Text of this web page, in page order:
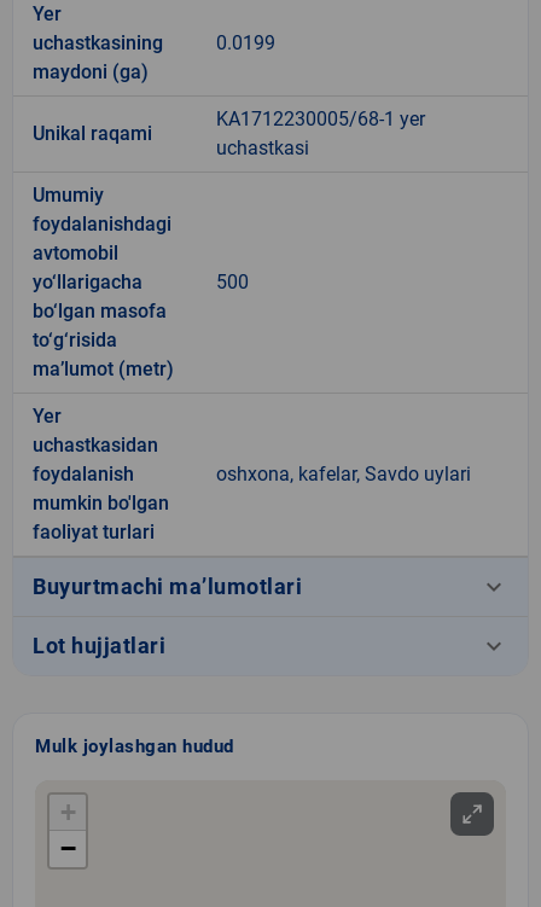
Yer
uchastkasining
maydoni (ga)
0.0199
Unikal raqami
KA1712230005/68-1 yer
uchastkasi
Umumiy
foydalanishdagi
avtomobil
yo‘llarigacha
bo‘lgan masofa
to‘g‘risida
ma’lumot (metr)
500
Yer
uchastkasidan
foydalanish
mumkin bo'lgan
faoliyat turlari
oshxona, kafelar, Savdo uylari
Buyurtmachi ma’lumotlari keyboard_arrow_down
Lot hujjatlari keyboard_arrow_down
Mulk joylashgan hudud
+
−